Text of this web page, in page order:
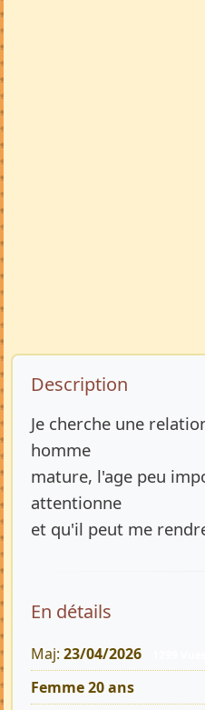
Description de
Description
Je cherche une
homme
mature, l'age peu
attentionne
et qu'il peut me
En détails
Maj: 23/04/2026
Femme 20 ans